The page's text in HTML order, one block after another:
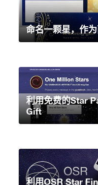
命名一颗星，作
利用免费的Star
Gift
利用OSR Star